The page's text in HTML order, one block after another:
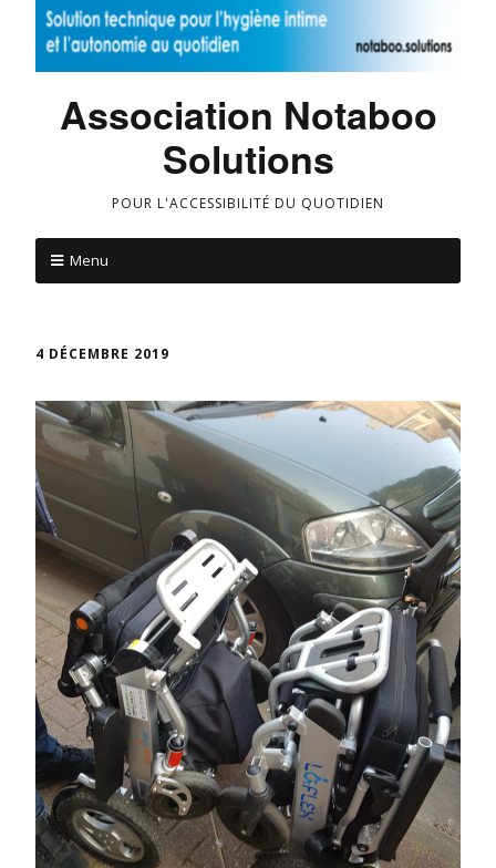
Association Notaboo
Solutions
POUR L'ACCESSIBILITÉ DU QUOTIDIEN
Menu
4 DÉCEMBRE 2019